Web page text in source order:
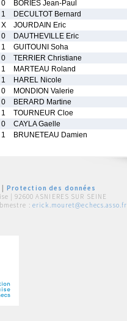
0 BORIES Jean-Paul
DECULTOT Bernard
X JOURDAIN Eric
0 DAUTHEVILLE Eric
GUITOUNI Soha
0 TERRIER Christiane
MARTEAU Roland
HAREL Nicole
0 MONDION Valerie
0 BERARD Martine
TOURNEUR Cloe
0 CAYLA Gaelle
1 BRUNETEAU Damien
Protection des données
| 92600 ASNIERES SUR SEINE
: erick.mouret@echecs.asso.fr